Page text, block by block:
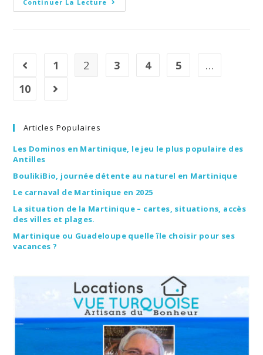
Continuer La Lecture
Créoles
Des
Spécialités
Go to the previous page
1 2 3 4 5
…
10
Aller à la page suivante
Articles Populaires
Les Dominos en Martinique, le jeu le plus populaire des
Antilles
BoulikiBio, journée détente au naturel en Martinique
Le carnaval de Martinique en 2025
La situation de la Martinique – cartes, situations, accès
des villes et plages.
Martinique ou Guadeloupe quelle île choisir pour ses
vacances ?